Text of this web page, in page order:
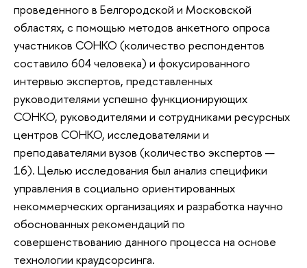
проведенного в Белгородской и Московской
областях, с помощью методов анкетного опроса
участников СОНКО (количество респондентов
составило 604 человека) и фокусированного
интервью экспертов, представленных
руководителями успешно функционирующих
СОНКО, руководителями и сотрудниками ресурсных
центров СОНКО, исследователями и
преподавателями вузов (количество экспертов —
16). Целью исследования был анализ специфики
управления в социально ориентированных
некоммерческих организациях и разработка научно
обоснованных рекомендаций по
совершенствованию данного про­цесса на основе
технологии краудсорсинга.